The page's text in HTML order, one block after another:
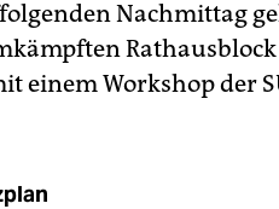
Nachmittag
einem Workshop der